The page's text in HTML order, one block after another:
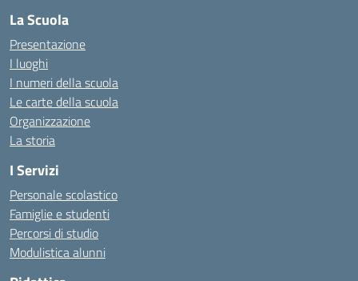
La Scuola
Presentazione
I luoghi
I numeri della scuola
Le carte della scuola
Organizzazione
La storia
I Servizi
Personale scolastico
Famiglie e studenti
Percorsi di studio
Modulistica alunni